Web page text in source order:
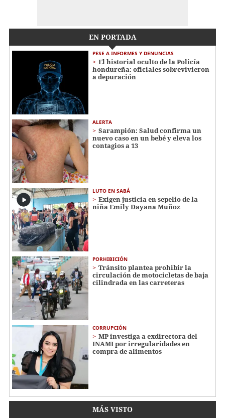
EN PORTADA
PESE A INFORMES Y DENUNCIAS
El historial oculto de la Policía
hondureña: oficiales sobrevivieron
a depuración
ALERTA
Sarampión: Salud confirma un
nuevo caso en un bebé y eleva los
contagios a 13
LUTO EN SABÁ
Exigen justicia en sepelio de la
niña Emily Dayana Muñoz
PORHIBICIÓN
Tránsito plantea prohibir la
circulación de motocicletas de baja
cilindrada en las carreteras
CORRUPCIÓN
MP investiga a exdirectora del
INAMI por irregularidades en
compra de alimentos
MÁS VISTO